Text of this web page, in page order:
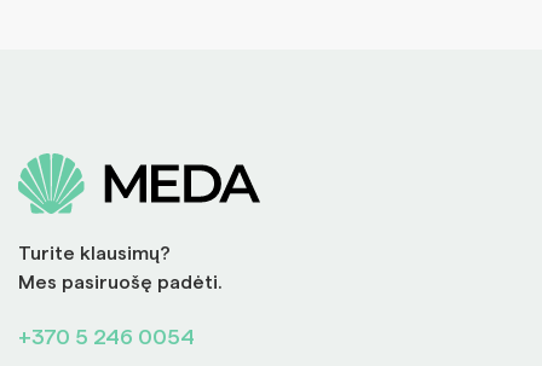
Turite klausimų?
Mes pasiruošę padėti.
+370 5 246 0054